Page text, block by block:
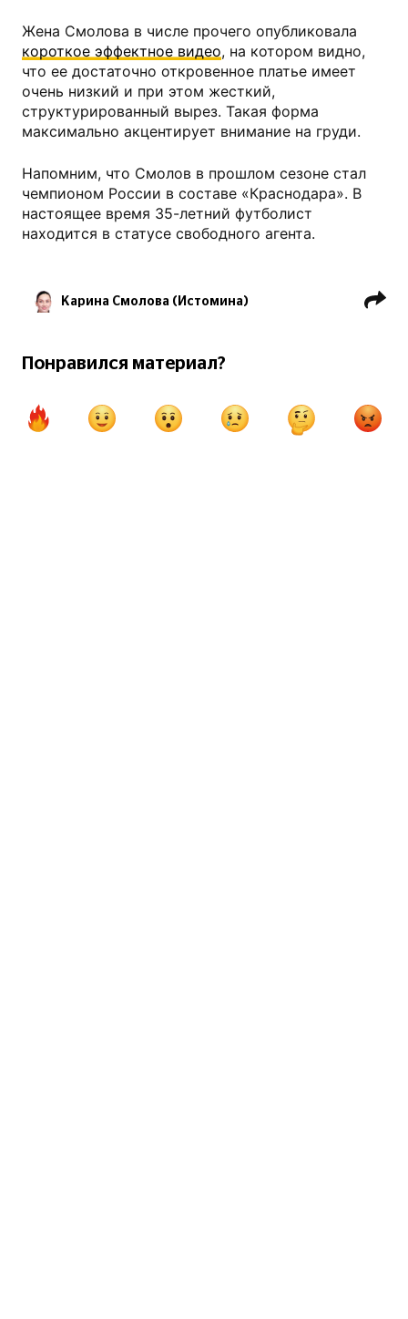
Жена Смолова в числе прочего опубликовала
короткое эффектное видео, на котором видно,
что ее достаточно откровенное платье имеет
очень низкий и при этом жесткий,
структурированный вырез. Такая форма
максимально акцентирует внимание на груди.
Напомним, что Смолов в прошлом сезоне стал
чемпионом России в составе «Краснодара». В
настоящее время 35-летний футболист
находится в статусе свободного агента.
Карина Смолова (Истомина)
Понравился материал?